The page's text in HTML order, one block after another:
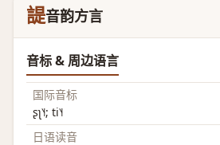
諟音韵方言
音标 & 周边语言
国际音标
ʂʅ˥˧; ti˥˧
日语读音